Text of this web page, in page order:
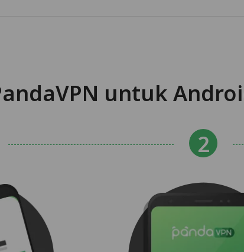
untuk